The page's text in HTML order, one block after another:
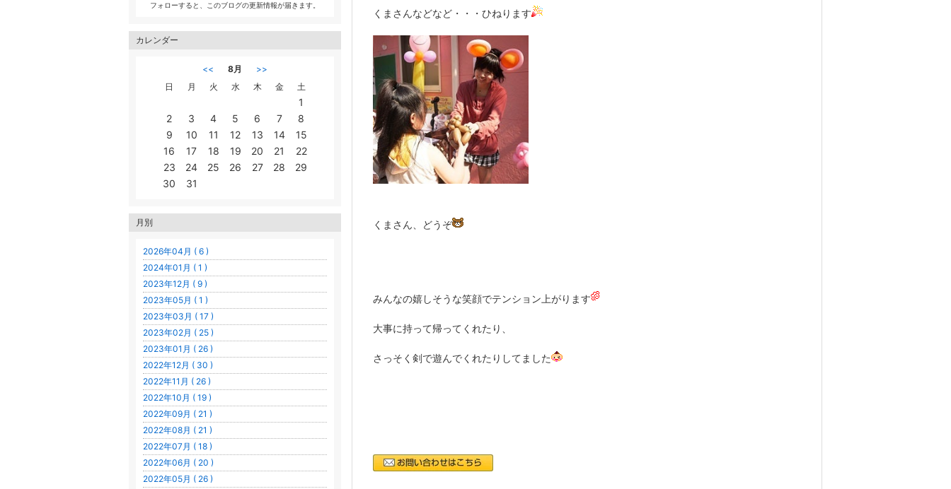
くまさんなどなど・・・ひねります
くまさん、どうぞ
みんなの嬉しそうな笑顔でテンション上がります
大事に持って帰ってくれたり、
さっそく剣で遊んでくれたりしてました
フォローすると、このブログの更新情報が届きます。
カレンダー
<< 8月
>>
日
月 火 水 木 金 土
1
2
3 4 5 6 7
8
9
10 11 12 13 14
15
16
17 18 19 20 21
22
23
24 25 26 27 28
29
30
31
月別
2026年04月 ( 6 )
2024年01月 ( 1 )
2023年12月 ( 9 )
2023年05月 ( 1 )
2023年03月 ( 17 )
2023年02月 ( 25 )
2023年01月 ( 26 )
2022年12月 ( 30 )
2022年11月 ( 26 )
2022年10月 ( 19 )
2022年09月 ( 21 )
2022年08月 ( 21 )
2022年07月 ( 18 )
2022年06月 ( 20 )
2022年05月 ( 26 )